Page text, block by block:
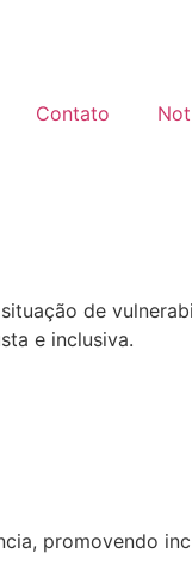
Contato
de
e inclusiva.
promovendo